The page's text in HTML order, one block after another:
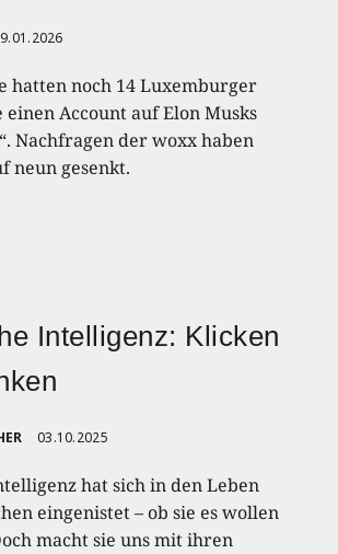
hatten noch 14 Luxemburger
Account auf Elon Musks
Nachfragen der woxx haben
neun gesenkt.
Intelligenz: Klicken
03.10.2025
hat sich in den Leben
eingenistet – ob sie es wollen
macht sie uns mit ihren